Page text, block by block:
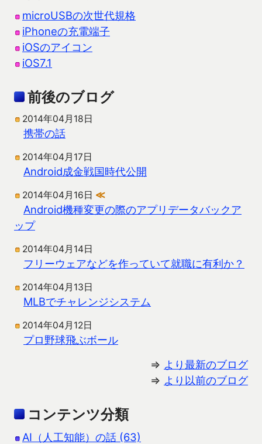
microUSBの次世代規格
iPhoneの充電端子
iOSのアイコン
iOS7.1
前後のブログ
2014年04月18日
携帯の話
2014年04月17日
Android成金戦国時代公開
2014年04月16日 ≪
Android機種変更の際のアプリデータバックア
ップ
2014年04月14日
フリーウェアなどを作っていて就職に有利か？
2014年04月13日
MLBでチャレンジシステム
2014年04月12日
プロ野球飛ぶボール
⇒ より最新のブログ
⇒ より以前のブログ
コンテンツ分類
AI（人工知能）の話 (63)